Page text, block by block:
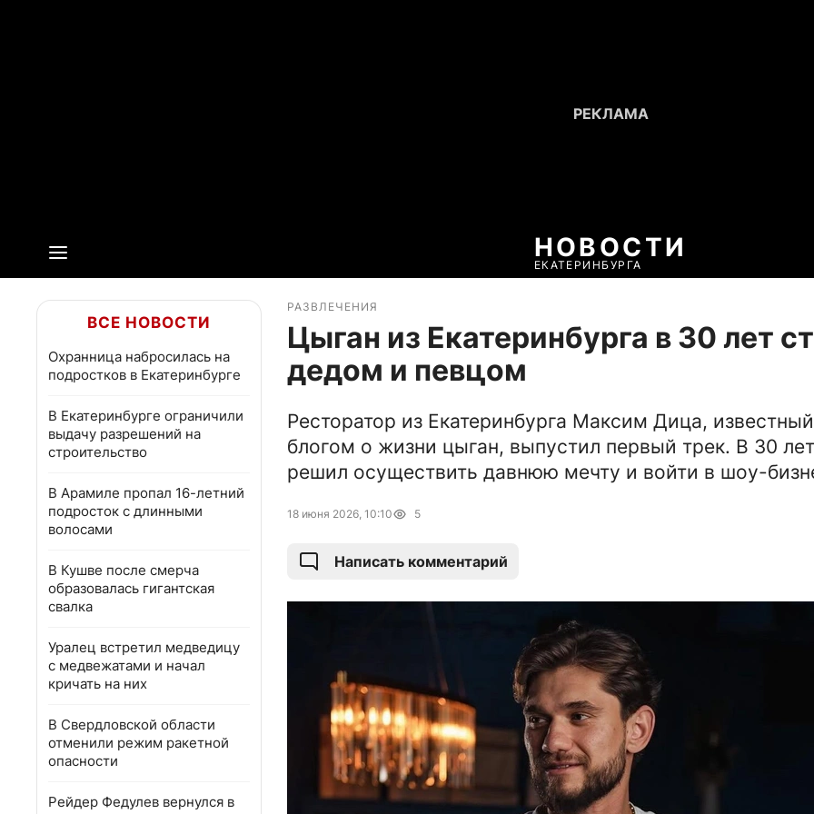
НОВОСТИ
ЕКАТЕРИНБУРГА
ВСЕ НОВОСТИ
Охранница набросилась на
подростков в Екатеринбурге
В Екатеринбурге ограничили
выдачу разрешений на
строительство
В Арамиле пропал 16-летний
подросток с длинными
волосами
В Кушве после смерча
образовалась гигантская
свалка
Уралец встретил медведицу
с медвежатами и начал
кричать на них
В Свердловской области
отменили режим ракетной
опасности
Рейдер Федулев вернулся в
РАЗВЛЕЧЕНИЯ
Цыган из Екатеринбурга в 30 лет
дедом и певцом
Ресторатор из Екатеринбурга Максим Дица, известный
блогом о жизни цыган, выпустил первый трек. В 30
решил осуществить давнюю мечту и войти в шоу-
18 июня 2026, 10:10 5
Написать комментарий